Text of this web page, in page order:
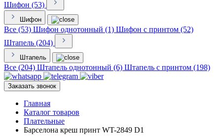
Шифон (53)
Шифон
Все (53) Шифон однотонный (1) Шифон с принтом (52)
Штапель (204)
Штапель
Все (204) Штапель однотонный (6) Штапель с принтом (198)
Заказать звонок
Главная
Каталог товаров
Плательные
Барселона креш принт WT-2849 D1